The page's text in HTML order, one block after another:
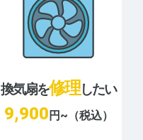
換気扇を修理したい
9,900 円~（税込）